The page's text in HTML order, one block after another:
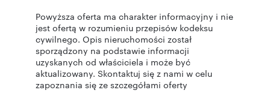
Powyższa oferta ma charakter informacyjny i nie
jest ofertą w rozumieniu przepisów kodeksu
cywilnego. Opis nieruchomości został
sporządzony na podstawie informacji
uzyskanych od właściciela i może być
aktualizowany. Skontaktuj się z nami w celu
zapoznania się ze szczegółami oferty